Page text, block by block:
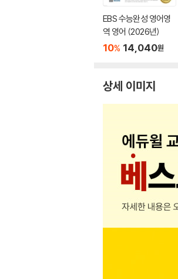
EBS 수능완성 영어영
역 영어 (2026년)
10% 14,040원
상세 이미지